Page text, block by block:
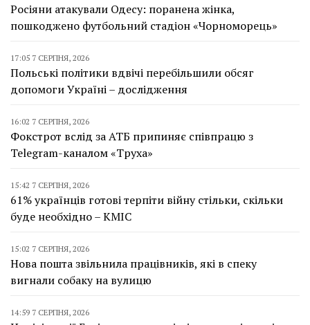
Росіяни атакували Одесу: поранена жінка,
пошкоджено футбольний стадіон «Чорноморець»
17:05 7 СЕРПНЯ, 2026
Польські політики вдвічі перебільшили обсяг
допомоги Україні – дослідження
16:02 7 СЕРПНЯ, 2026
Фокстрот вслід за АТБ припиняє співпрацю з
Telegram-каналом «Труха»
15:42 7 СЕРПНЯ, 2026
61% українців готові терпіти війну стільки, скільки
буде необхідно – КМІС
15:02 7 СЕРПНЯ, 2026
Нова пошта звільнила працівників, які в спеку
вигнали собаку на вулицю
14:59 7 СЕРПНЯ, 2026